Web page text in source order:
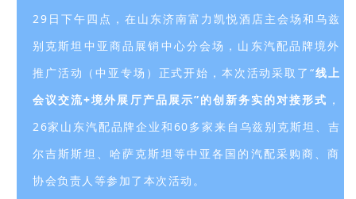
29日下午四点，在山东济南富力凯悦酒店主会场和乌兹
别克斯坦中亚商品展销中心分会场，山东汽配品牌境外
推广活动（中亚专场）正式开始，本次活动采取了“线上
会议交流+境外展厅产品展示”的创新务实的对接形式 ，
26家山东汽配品牌企业和60多家来自乌兹别克斯坦、吉
尔吉斯斯坦、哈萨克斯坦等中亚各国的汽配采购商、商
协会负责人等参加了本次活动。